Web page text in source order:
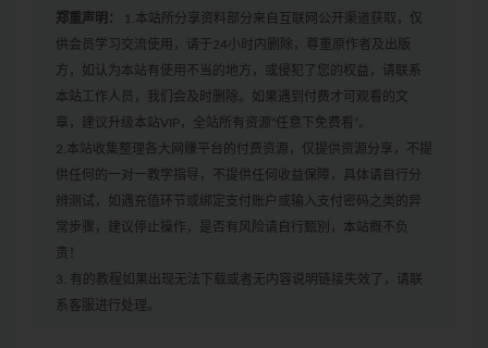
郑重声明：
1.本站所分享资料部分来自互联网公开渠道获取，仅
供会员学习交流使用，请于24小时内删除，尊重原作者及出版
方，如认为本站有使用不当的地方，或侵犯了您的权益，请联系
本站工作人员，我们会及时删除。如果遇到付费才可观看的文
章，建议升级本站VIP，全站所有资源“任意下免费看”。
2.本站收集整理各大网赚平台的付费资源，仅提供资源分享，不提
供任何的一对一教学指导，不提供任何收益保障，具体请自行分
辨测试，如遇充值环节或绑定支付账户或输入支付密码之类的异
常步骤，建议停止操作，是否有风险请自行甄别，本站概不负
责！
3. 有的教程如果出现无法下载或者无内容说明链接失效了，请联
系客服进行处理。